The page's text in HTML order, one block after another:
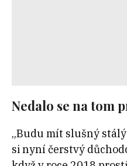
Nedalo se na tom
„Budu mít slušný
si nyní čerstvý